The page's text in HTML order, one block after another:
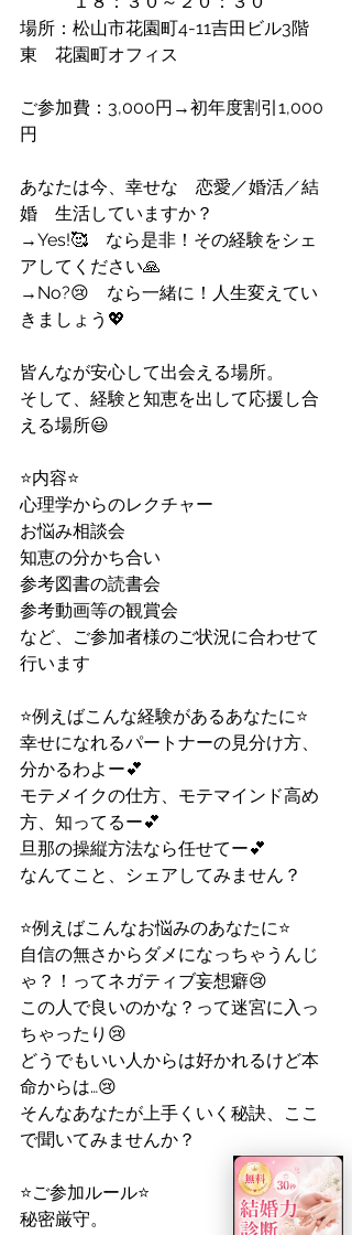
場所：松山市花園町4-11吉田ビル3階
東　花園町オフィス
ご参加費：3,000円→初年度割引1,000
円
あなたは今、幸せな　恋愛／婚活／結
婚　生活していますか？
→Yes!🥰　なら是非！その経験をシェ
アしてください🙏
→No?😢　なら一緒に！人生変えてい
きましょう💖
皆んなが安心して出会える場所。
そして、経験と知恵を出して応援し合
える場所😃
⭐️内容⭐️
心理学からのレクチャー
お悩み相談会
知恵の分かち合い
参考図書の読書会
参考動画等の観賞会
など、ご参加者様のご状況に合わせて
行います
⭐️例えばこんな経験があるあなたに⭐️
幸せになれるパートナーの見分け方、
分かるわよー💕
モテメイクの仕方、モテマインド高め
方、知ってるー💕
旦那の操縦方法なら任せてー💕
なんてこと、シェアしてみません？
⭐️例えばこんなお悩みのあなたに⭐️
自信の無さからダメになっちゃうんじ
ゃ？！ってネガティブ妄想癖😢
この人で良いのかな？って迷宮に入っ
ちゃったり😢
どうでもいい人からは好かれるけど本
命からは…😢
そんなあなたが上手くいく秘訣、ここ
で聞いてみませんか？
⭐️ご参加ルール⭐️
秘密厳守。